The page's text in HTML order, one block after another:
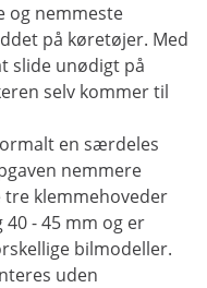
og nemmeste
på køretøjer. Med
slide unødigt på
selv kommer til
en særdeles
nemmere
klemmehoveder
40 - 45 mm og er
bilmodeller.
uden